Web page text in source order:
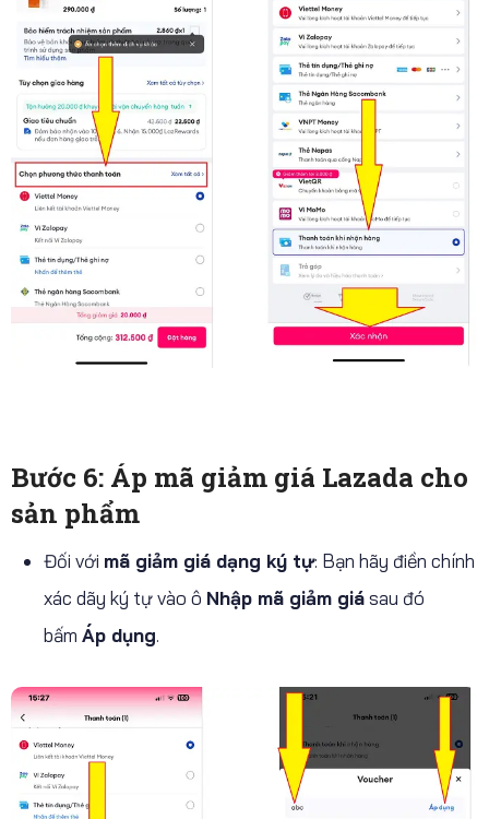
Bước 6: Áp mã giảm giá Lazada cho
sản phẩm
Đối với mã giảm giá dạng ký tự: Bạn hãy điền chính
xác dãy ký tự vào ô Nhập mã giảm giásau đó
bấm Áp dụng.